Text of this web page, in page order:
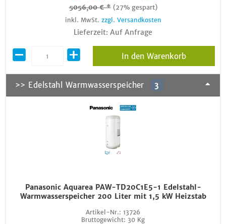
5056,00 € * (27% gespart)
inkl. MwSt. zzgl. Versandkosten
Lieferzeit: Auf Anfrage
In den Warenkorb
>> Edelstahl Warmwasserspeicher 3
Panasonic Aquarea PAW-TD20C1E5-1 Edelstahl-
Warmwasserspeicher 200 Liter mit 1,5 kW Heizstab
Artikel-Nr.: 13726
Bruttogewicht: 30 Kg